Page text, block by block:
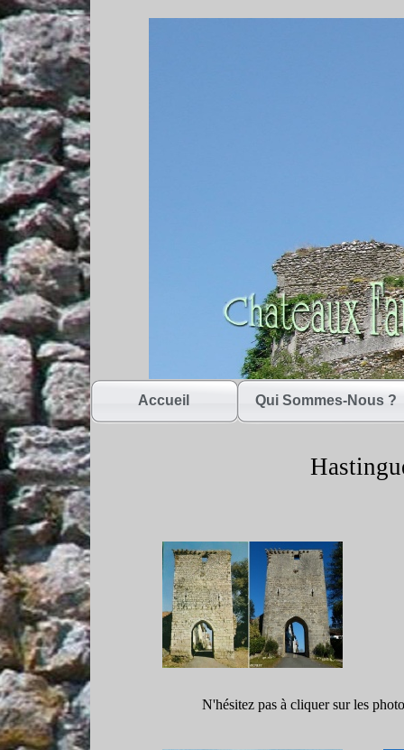
Accueil Qui Sommes-Nous ?
N'hésitez pas à cliquer sur les